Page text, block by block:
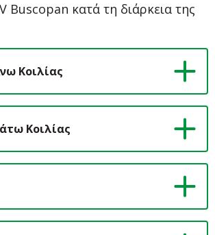
Buscopan κατά τη διάρκεια της
Κοιλίας
Κοιλίας